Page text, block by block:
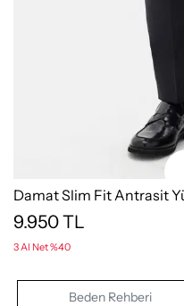
Damat Slim Fit Antrasit
9.950TL
3 Al Net %40
Beden Rehberi